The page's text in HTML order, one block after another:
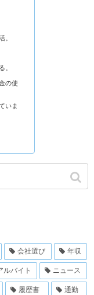
。
。
の使
いま
会社選び 年収
ルバイト ニュース
履歴書 通勤